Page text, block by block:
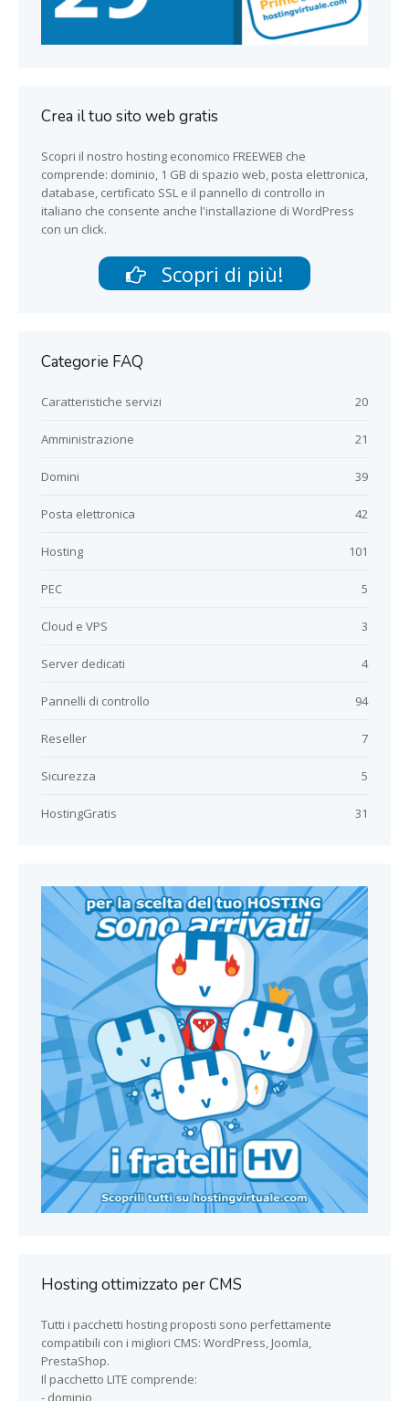
Crea il tuo sito web gratis
Scopri il nostro hosting economico FREEWEB che
comprende: dominio, 1 GB di spazio web, posta elettronica,
database, certificato SSL e il pannello di controllo in
italiano che consente anche l'installazione di WordPress
con un click.
Scopri di più!
Categorie FAQ
20
Caratteristiche servizi
21
Amministrazione
39
Domini
42
Posta elettronica
101
Hosting
5
PEC
3
Cloud e VPS
4
Server dedicati
94
Pannelli di controllo
7
Reseller
5
Sicurezza
31
HostingGratis
Hosting ottimizzato per CMS
Tutti i pacchetti hosting proposti sono perfettamente
compatibili con i migliori CMS: WordPress, Joomla,
PrestaShop.
Il pacchetto LITE comprende:
- dominio